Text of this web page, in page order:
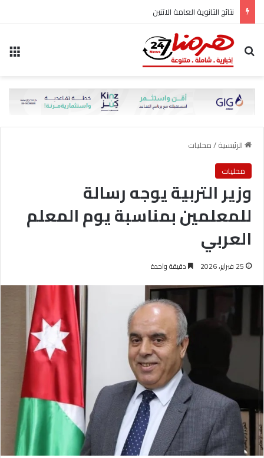
نتائج الثانوية العامة الاثنين
بحث عن
الرئيسية/محليات
محليات
وزير التربية يوجه رسالة
للمعلمين بمناسبة يوم المعلم
العربي
25 فبراير، 2026 دقيقة واحدة